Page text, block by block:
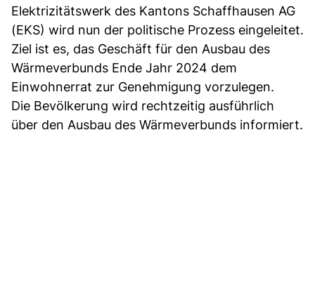
Elektrizitätswerk des Kantons Schaffhausen AG
(EKS) wird nun der politische Prozess eingeleitet.
Ziel ist es, das Geschäft für den Ausbau des
Wärmeverbunds Ende Jahr 2024 dem
Einwohnerrat zur Genehmigung vorzulegen.
Die Bevölkerung wird rechtzeitig ausführlich
über den Ausbau des Wärmeverbunds informiert.